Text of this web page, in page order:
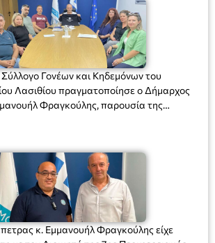
Γονέων και Κηδεμόνων του
Λασιθίου πραγματοποίησε ο Δήμαρχος
Φραγκούλης, παρουσία της
σχολείου κας Μαριάννας Χαΐτα.
κ. Εμμανουήλ Φραγκούλης είχε